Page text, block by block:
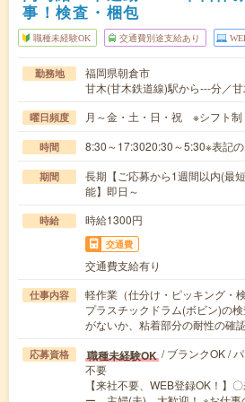
事！検査・梱包
職種未経験OK 交通費別途支給あり
勤務地
福岡県朝倉市
甘木(甘木鉄道線)駅から---分／
曜日頻度 月～金・土・日・祝 ※シフト制
時間 8:30～17:3020:30～5:30※表記の
期間
長期【ご応募から1週間以内(最
能】即日～
時給 時給1300円
交通費
交通費支給有り
仕事内容
軽作業（仕分け・ピッキング・
プラスチックドラム(ボビン)の
がないか、粘着部分の耐性の確
応募資格 職種未経験OK / ブランクOK /
不要
【来社不要、WEB登録OK！】